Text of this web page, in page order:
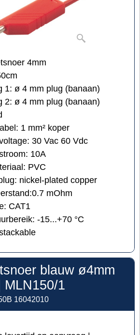
4mm
1: ø 4 mm plug (banaan)
2: ø 4 mm plug (banaan)
1 mm² koper
30 Vac 60 Vdc
10A
PVC
nickel-plated copper
0.7 mOhm
CAT1
-15...+70 °C
blauw ø4mm
MLN150/1
16042010